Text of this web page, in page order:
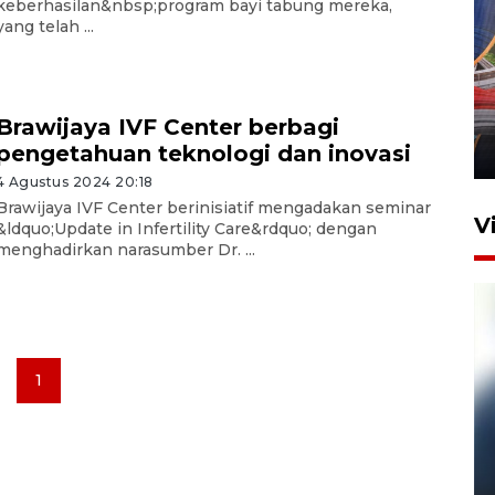
bayi tabung mereka,
telah ...
IVF Center berbagi
teknologi dan inovasi
Agustus 2024 20:18
IVF Center berinisiatif mengadakan seminar
in Infertility Care&rdquo; dengan
narasumber Dr. ...
1
Stasiun Bogor
12 Juni 2026 18:49